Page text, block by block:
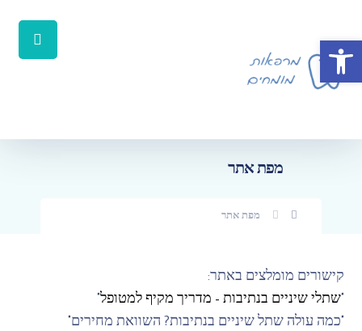
פתח סרגל נגישות
מפת אתר
מפת אתר
קישורים מומלצים באתר:
"שתלי שיניים בנתיבות – מדריך מקיף למטופל"
"כמה עולה שתל שיניים בנתיבות? השוואת מחירים"